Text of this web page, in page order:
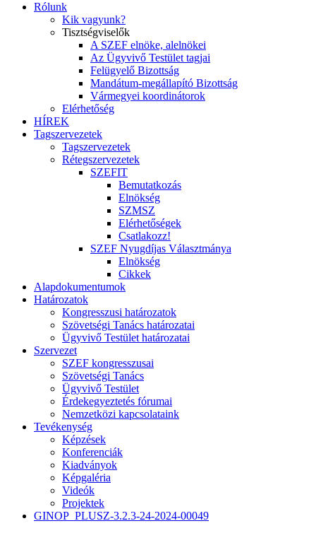
Rólunk
Kik vagyunk?
Tisztségviselők
A SZEF elnöke, alelnökei
Az Ügyvivő Testület tagjai
Felügyelő Bizottság
Mandátum-megállapító Bizottság
Vármegyei koordinátorok
Elérhetőség
HÍREK
Tagszervezetek
Tagszervezetek
Rétegszervezetek
SZEFIT
Bemutatkozás
Elnökség
SZMSZ
Elérhetőségek
Csatlakozz!
SZEF Nyugdíjas Választmánya
Elnökség
Cikkek
Alapdokumentumok
Határozatok
Kongresszusi határozatok
Szövetségi Tanács határozatai
Ügyvivő Testület határozatai
Szervezet
SZEF kongresszusai
Szövetségi Tanács
Ügyvivő Testület
Érdekegyeztetés fórumai
Nemzetközi kapcsolataink
Tevékenység
Képzések
Konferenciák
Kiadványok
Képgaléria
Videók
Projektek
GINOP_PLUSZ-3.2.3-24-2024-00049